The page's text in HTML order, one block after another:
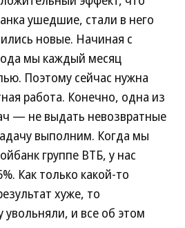
ушедшие, стали в него
новые. Начиная с
мы каждый месяц
Поэтому сейчас нужна
работа. Конечно, одна из
— не выдать невозвратные
выполним. Когда мы
группе ВТБ, у нас
Как только какой-то
хуже, то
увольняли, и все об этом